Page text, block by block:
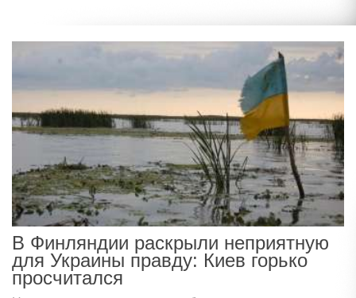
В Финляндии раскрыли неприятную
для Украины правду: Киев горько
просчитался